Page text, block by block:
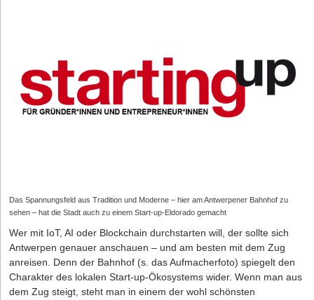
Das Spannungsfeld aus ­Tradition und Moderne – hier am Antwerpener Bahnhof zu
sehen – hat die Stadt auch zu einem Start-up-Eldorado gemacht
Wer mit IoT, AI oder Blockchain durchstarten will, der sollte sich
Antwerpen genauer anschauen – und am besten mit dem Zug
anreisen. Denn der Bahnhof (s. das Aufmacherfoto) spiegelt den
Charakter des lokalen Start-up-Ökosystems wider. Wenn man aus
dem Zug steigt, steht man in einem der wohl schönsten